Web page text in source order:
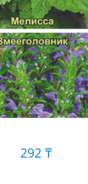
292 ₸